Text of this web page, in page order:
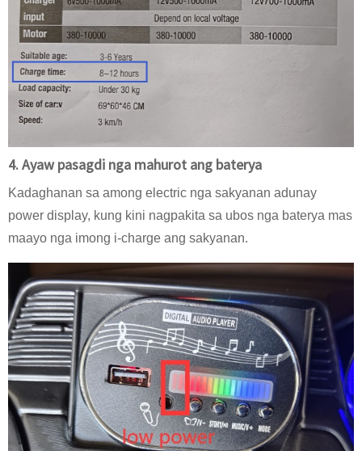
4. Ayaw pasagdi nga mahurot ang baterya
Kadaghanan sa among electric nga sakyanan adunay
power display, kung kini nagpakita sa ubos nga baterya mas
maayo nga imong i-charge ang sakyanan.